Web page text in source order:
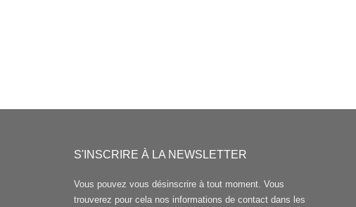
S'INSCRIRE À LA NEWSLETTER
Vous pouvez vous désinscrire à tout moment. Vous
trouverez pour cela nos informations de contact dans les